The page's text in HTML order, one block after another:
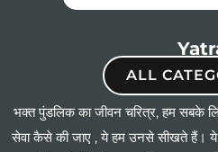
ALL
भक्त पुंडलिक का जीवन चरित्र, हम सबके
सेवा कैसे की जाए , ये हम उनसे सीखते हैं।